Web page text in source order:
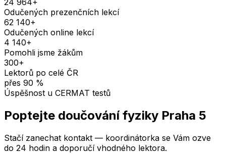
24 964+
Odučených prezenčních lekcí
62 140+
Odučených online lekcí
4 140+
Pomohli jsme žákům
300+
Lektorů po celé ČR
přes 90 %
Úspěšnost u CERMAT testů
Poptejte doučovánífyziky Praha 5
Stačí zanechat kontakt — koordinátorka se Vám ozve
do 24 hodin a doporučí vhodného lektora.